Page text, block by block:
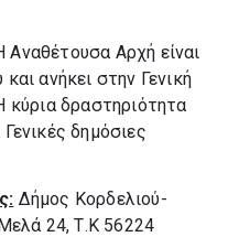
Αναθέτουσα Αρχή είναι
ανήκει στην Γενική
δραστηριότητα
δημόσιες
Δήμος Κορδελιού-
24, Τ.Κ 56224